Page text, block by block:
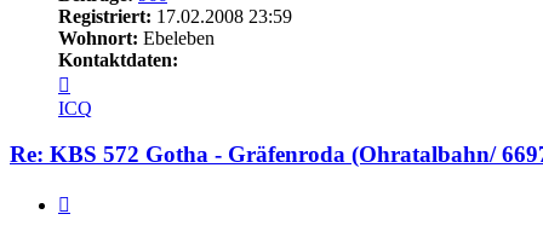
Registriert: 17.02.2008 23:59
Wohnort: Ebeleben
Kontaktdaten:
von
René
Krebs
ICQ
Re: KBS 572 Gotha - Gräfenroda (Ohratalbahn/